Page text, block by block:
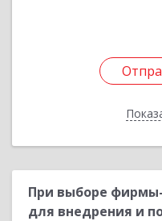
При выборе
для внедрения и